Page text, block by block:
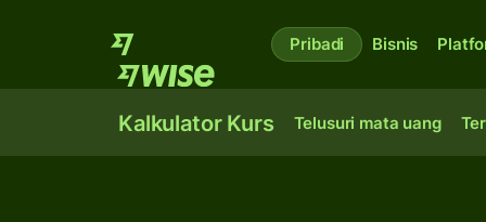
Pribadi Bisnis
Kalkulator Kurs Telusuri mata uang